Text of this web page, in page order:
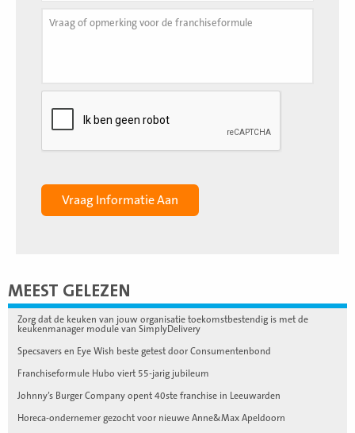
MEEST GELEZEN
Zorg dat de keuken van jouw organisatie toekomstbestendig is met de
keukenmanager module van SimplyDelivery
Specsavers en Eye Wish beste getest door Consumentenbond
Franchiseformule Hubo viert 55-jarig jubileum
Johnny’s Burger Company opent 40ste franchise in Leeuwarden
Horeca-ondernemer gezocht voor nieuwe Anne&Max Apeldoorn